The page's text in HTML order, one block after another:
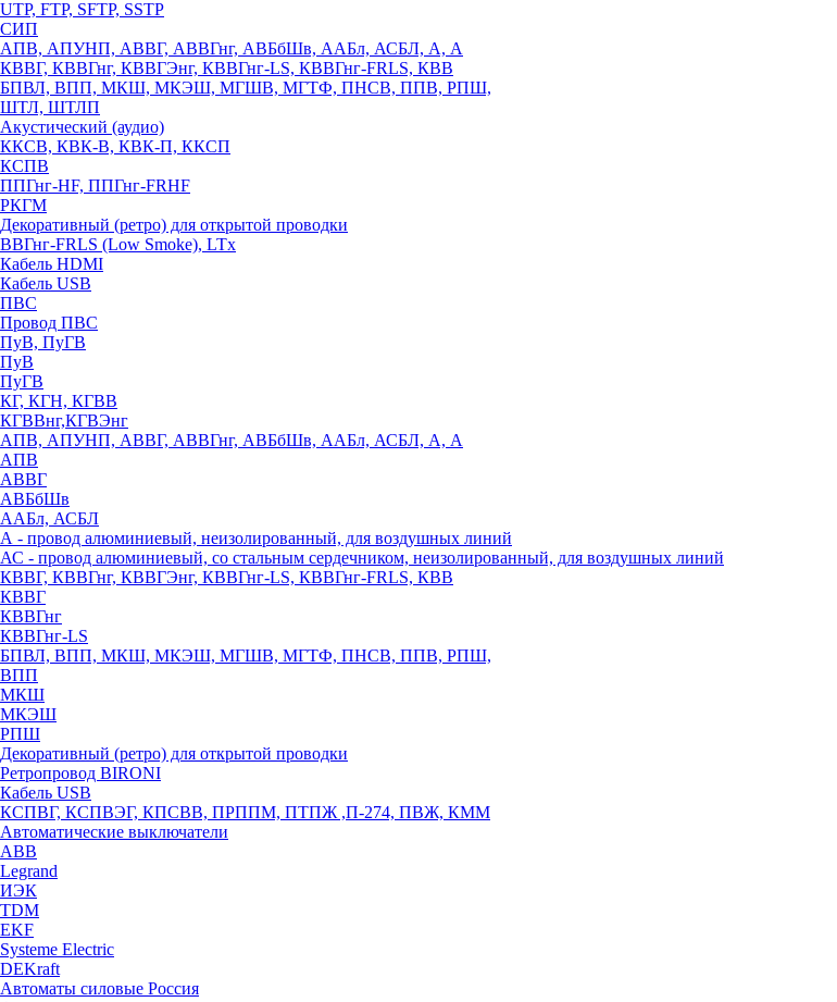
UTP, FTP, SFTP, SSTP
СИП
АПВ, АПУНП, АВВГ, АВВГнг, АВБбШв, ААБл, АСБЛ, А, А
КВВГ, КВВГнг, КВВГЭнг, КВВГнг-LS, КВВГнг-FRLS, КВВ
БПВЛ, ВПП, МКШ, МКЭШ, МГШВ, МГТФ, ПНСВ, ППВ, РПШ,
ШТЛ, ШТЛП
Акустический (аудио)
ККСВ, КВК-В, КВК-П, ККСП
КСПВ
ППГнг-HF, ППГнг-FRHF
РКГМ
Декоративный (ретро) для открытой проводки
ВВГнг-FRLS (Low Smoke), LTx
Кабель HDMI
Кабель USB
ПВС
Провод ПВС
ПуВ, ПуГВ
ПуВ
ПуГВ
КГ, КГН, КГВВ
КГВВнг,КГВЭнг
АПВ, АПУНП, АВВГ, АВВГнг, АВБбШв, ААБл, АСБЛ, А, А
АПВ
АВВГ
АВБбШв
ААБл, АСБЛ
А - провод алюминиевый, неизолированный, для воздушных линий
АС - провод алюминиевый, со стальным сердечником, неизолированный, для воздушных линий
КВВГ, КВВГнг, КВВГЭнг, КВВГнг-LS, КВВГнг-FRLS, КВВ
КВВГ
КВВГнг
КВВГнг-LS
БПВЛ, ВПП, МКШ, МКЭШ, МГШВ, МГТФ, ПНСВ, ППВ, РПШ,
ВПП
МКШ
МКЭШ
РПШ
Декоративный (ретро) для открытой проводки
Ретропровод BIRONI
Кабель USB
КСПВГ, КСПВЭГ, КПСВВ, ПРППМ, ПТПЖ ,П-274, ПВЖ, КММ
Автоматические выключатели
ABB
Legrand
ИЭК
TDM
EKF
Systeme Electric
DEKraft
Автоматы силовые Россия